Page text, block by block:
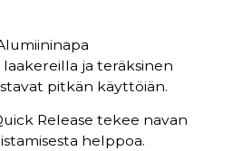
ja teräksinen
pitkän käyttöiän.
Release tekee navan
helppoa.